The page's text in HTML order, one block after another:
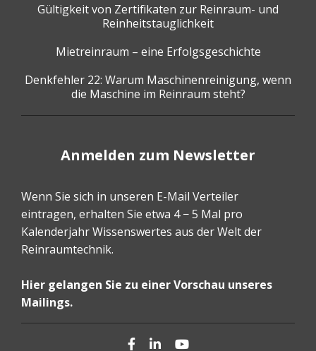
Gültigkeit von Zertifikaten zur Reinraum- und
Reinheitstauglichkeit
Mietreinraum – eine Erfolgsgeschichte
Denkfehler 22: Warum Maschinenreinigung, wenn
die Maschine im Reinraum steht?
Anmelden zum Newsletter
Wenn Sie sich in unseren E-Mail Verteiler
eintragen, erhalten Sie etwa 4 − 5 Mal pro
Kalenderjahr Wissenswertes aus der Welt der
Reinraumtechnik.
Hier gelangen Sie zu einer Vorschau unseres
Mailings.
Facebook
LinkedInYouTube